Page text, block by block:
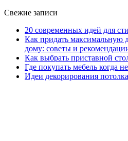
Свежие записи
20 современных идей для
Как придать максимальную
дому: советы и
Как выбрать приставной
Где покупать мебель когда
Идеи декорирования